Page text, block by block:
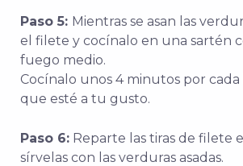
Paso 5: Mientras se asan las
el filete y cocínalo en una sartén
fuego medio.
Cocínalo unos 4 minutos por cada
que esté a tu gusto.
Paso 6: Reparte las tiras de filete
sírvelas con las verduras asadas.